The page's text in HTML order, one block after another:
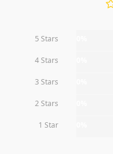
5 Stars
4 Stars
3 Stars
2 Stars
1 Star